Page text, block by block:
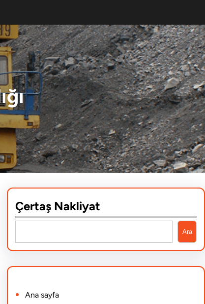
Çertaş Nakliyat
e
a
c
Ara
Ana sayfa